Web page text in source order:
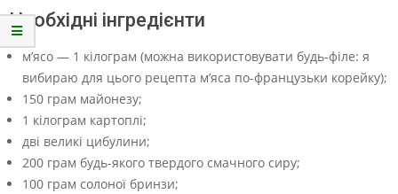
Необхідні інгредієнти
м’ясо — 1 кілограм (можна використовувати будь-філе: я
вибираю для цього рецепта м’яса по-французьки корейку);
150 грам майонезу;
1 кілограм картоплі;
дві великі цибулини;
200 грам будь-якого твердого смачного сиру;
100 грам солоної бринзи;